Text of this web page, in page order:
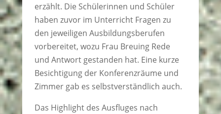
erzählt. Die Schülerinnen und Schüler
haben zuvor im Unterricht Fragen zu
den jeweiligen Ausbildungsberufen
vorbereitet, wozu Frau Breuing Rede
und Antwort gestanden hat. Eine kurze
Besichtigung der Konferenzräume und
Zimmer gab es selbstverständlich auch.
Das Highlight des Ausfluges nach